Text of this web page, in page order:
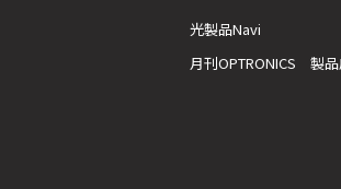
光製品Navi
月刊OPTRONICS 製